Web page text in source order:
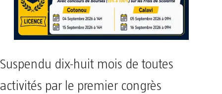
Suspendu dix-huit mois de toutes
activités par le premier congrès